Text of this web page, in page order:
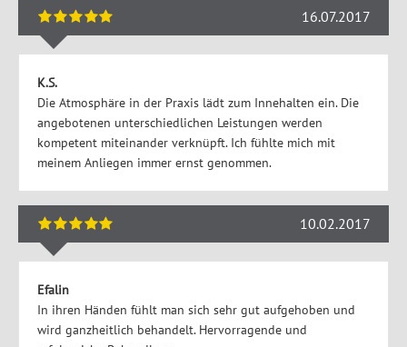
16.07.2017
K.S.
Die Atmosphäre in der Praxis lädt zum Innehalten ein. Die
angebotenen unterschiedlichen Leistungen werden
kompetent miteinander verknüpft. Ich fühlte mich mit
meinem Anliegen immer ernst genommen.
10.02.2017
Efalin
In ihren Händen fühlt man sich sehr gut aufgehoben und
wird ganzheitlich behandelt. Hervorragende und